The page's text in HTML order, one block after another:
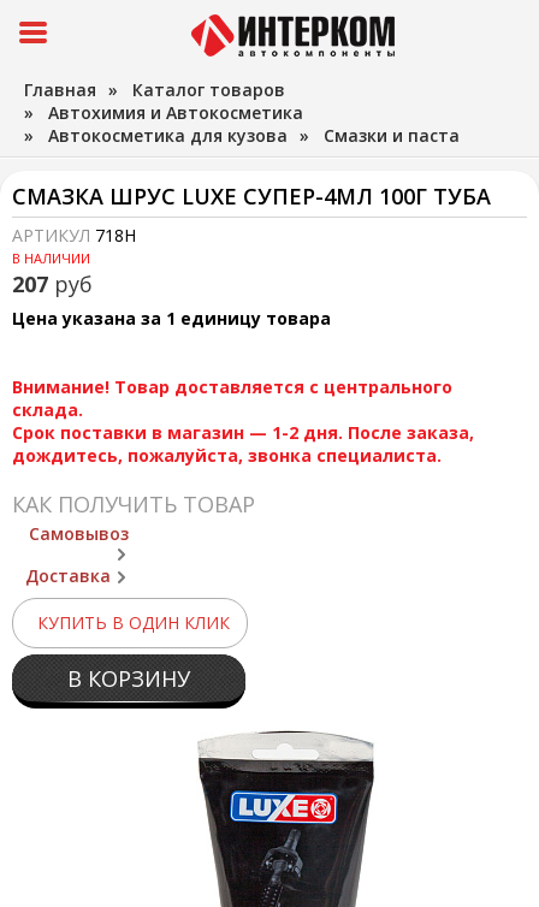
Главная » Каталог товаров
» Автохимия и Автокосметика
» Автокосметика для кузова » Смазки и паста
СМАЗКА ШРУС LUXE СУПЕР-4МЛ 100Г ТУБА
АРТИКУЛ 718Н
В НАЛИЧИИ
207 руб
Цена указана за 1 единицу товара
Внимание! Товар доставляется с центрального
склада.
Срок поставки в магазин — 1-2 дня. После заказа,
дождитесь, пожалуйста, звонка специалиста.
КАК ПОЛУЧИТЬ ТОВАР
Самовывоз
Доставка
КУПИТЬ В ОДИН КЛИК
В КОРЗИНУ